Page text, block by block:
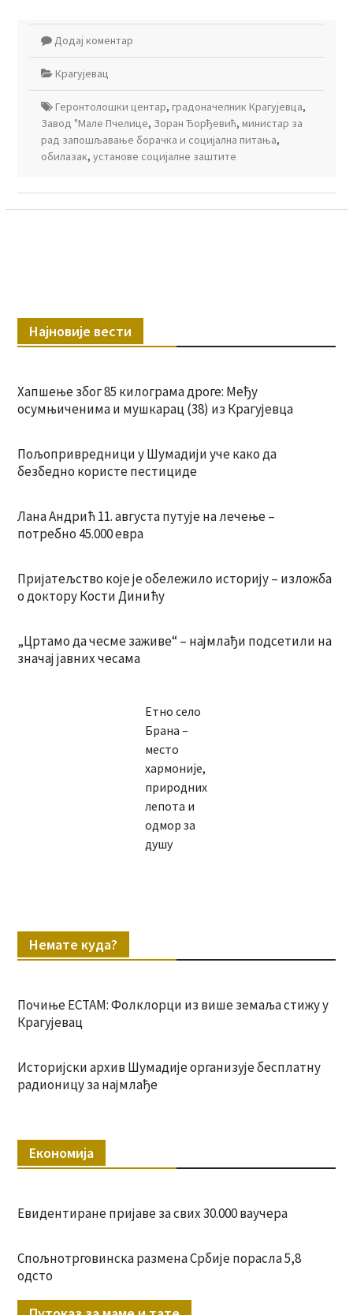
Додај коментар
Крагујевац
Геронтолошки центар, градоначелник Крагујевца,
Завод "Мале Пчелице, Зоран Ђорђевић, министар за
рад запошљавање борачка и социјална питања,
обилазак, установе социјалне заштите
Најновије вести
Хапшење због 85 килограма дроге: Међу
осумњиченима и мушкарац (38) из Крагујевца
Пољопривредници у Шумадији уче како да
безбедно користе пестициде
Лана Андрић 11. августа путује на лечење –
потребно 45.000 евра
Пријатељство које је обележило историју – изложба
о доктору Кости Динићу
„Цртамо да чесме заживе“ – најмлађи подсетили на
значај јавних чесама
Етно село
Брана –
место
хармоније,
природних
лепота и
одмор за
душу
Немате куда?
Почиње ЕСТАМ: Фолклорци из више земаља стижу у
Крагујевац
Историјски архив Шумадије организује бесплатну
радионицу за најмлађе
Економија
Евидентиране пријаве за свих 30.000 ваучера
Спољнотрговинска размена Србије порасла 5,8
одсто